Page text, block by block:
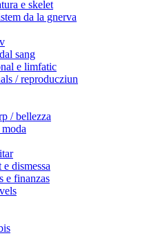
e skelet
da la gnerva
sang
e limfatic
/ reproducziun
/ bellezza
dismessa
e finanzas